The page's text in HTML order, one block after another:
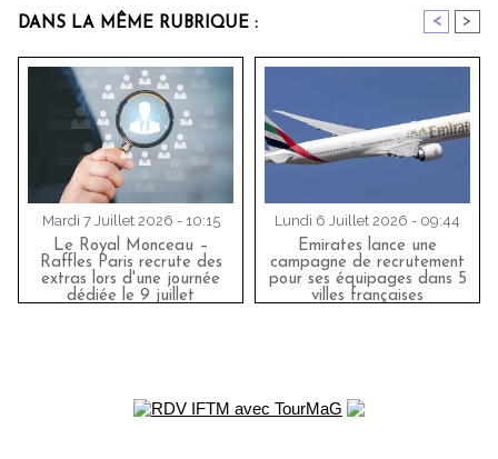
DANS LA MÊME RUBRIQUE : < >
Mardi 7 Juillet 2026 - 10:15
Le Royal Monceau –
Raffles Paris recrute des
extras lors d'une journée
dédiée le 9 juillet
Lundi 6 Juillet 2026 - 09:44
Emirates lance une
campagne de recrutement
pour ses équipages dans 5
villes françaises